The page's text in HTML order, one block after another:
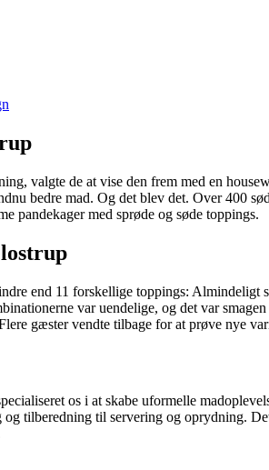
valgte de at vise den frem med en
bedre mad. Og det blev det. Over 400
pandekager med sprøde og søde toppings.
end 11 forskellige toppings: Almindeligt
var uendelige, og det var
gæster vendte tilbage for at prøve nye
os i at skabe uformelle
tilberedning til servering og oprydning.